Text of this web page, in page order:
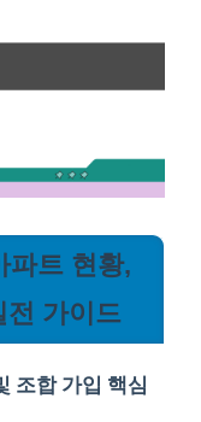
파트 현황,
전 가이드
조합 가입 핵심